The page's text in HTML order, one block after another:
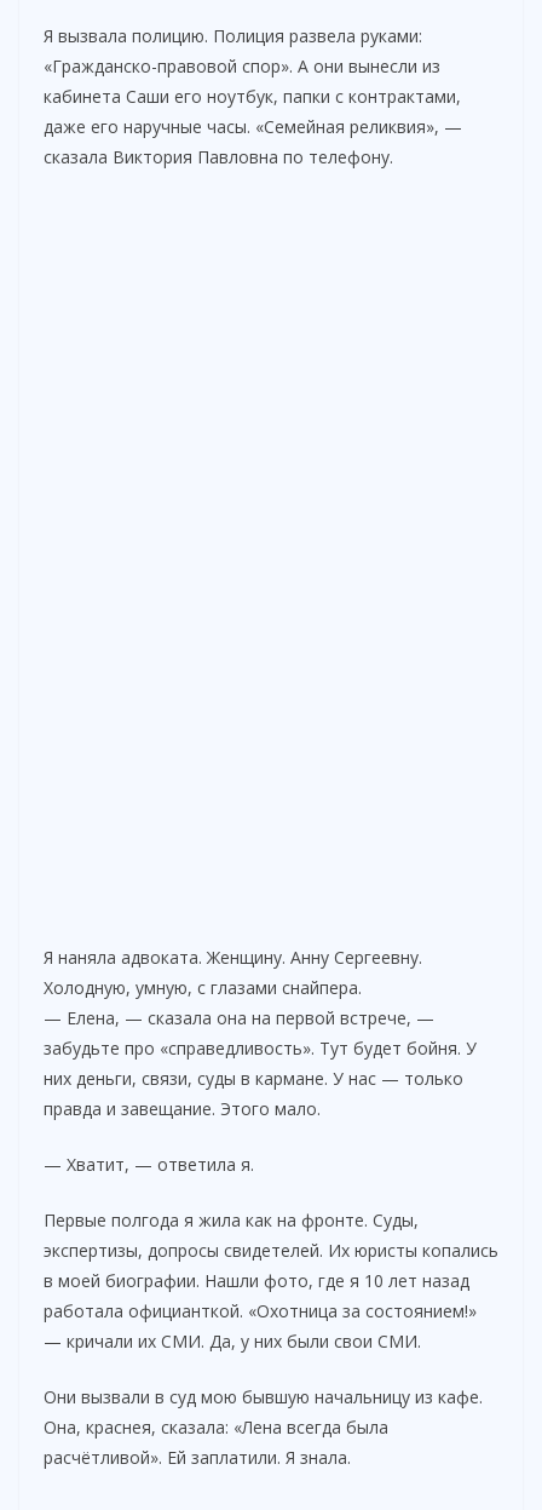
Я вызвала полицию. Полиция развела руками:
«Гражданско-правовой спор». А они вынесли из
кабинета Саши его ноутбук, папки с контрактами,
даже его наручные часы. «Семейная реликвия», —
сказала Виктория Павловна по телефону.
Я наняла адвоката. Женщину. Анну Сергеевну.
Холодную, умную, с глазами снайпера.
— Елена, — сказала она на первой встрече, —
забудьте про «справедливость». Тут будет бойня. У
них деньги, связи, суды в кармане. У нас — только
правда и завещание. Этого мало.
— Хватит, — ответила я.
Первые полгода я жила как на фронте. Суды,
экспертизы, допросы свидетелей. Их юристы копались
в моей биографии. Нашли фото, где я 10 лет назад
работала официанткой. «Охотница за состоянием!»
— кричали их СМИ. Да, у них были свои СМИ.
Они вызвали в суд мою бывшую начальницу из кафе.
Она, краснея, сказала: «Лена всегда была
расчётливой». Ей заплатили. Я знала.